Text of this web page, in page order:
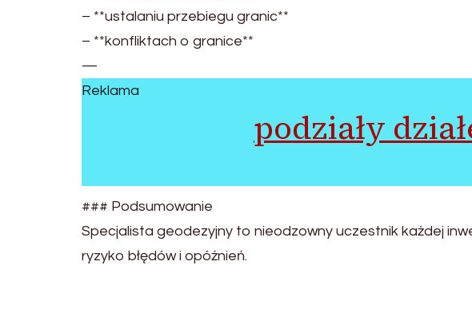
– **ustalaniu przebiegu granic**
– **konfliktach o granice**
—
Reklama
podziały
### Podsumowanie
Specjalista geodezyjny to nieodzowny uczestnik każdej
ryzyko błędów i opóźnień.